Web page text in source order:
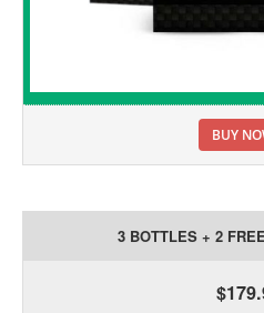
BUY
3 BOTTLES + 2